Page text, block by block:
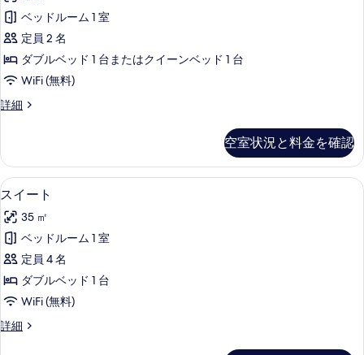
示
す
る
フ
ォ
ー
ト
ー
の
す
べ
て
の
写
真
を
表
ベッドルーム 1 室
定員 2 名
ダブルベッド 1 台またはクイーンベッド 1 台
WiFi (無料)
詳細
コ
ー
ト
ル
ム
の
詳
細
空室状況と料金を確認
ス
イ
ー
ト
の
す
て
セーフティボックス (室内)、デスク
10
スイート
35 ㎡
ベッドルーム 1 室
定員 4 名
ダブルベッド 1 台
WiFi (無料)
詳細
ス